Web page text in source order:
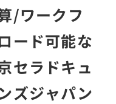
/ワークフ
ード可能な
セラドキュ
ズジャパン